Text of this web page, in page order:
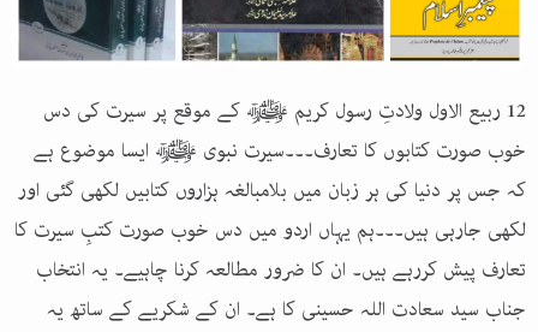
12 ربیع الاول ولادتِ رسول کریم ﷺ کے موقع پر سیرت کی دس
خوب صورت کتابوں کا تعارف۔۔۔سیرت نبوی ﷺ ایسا موضوع ہے
کہ جس پر دنیا کی ہر زبان میں بلامبالغہ ہزاروں کتابیں لکھی گئی اور
لکھی جارہی ہیں۔۔۔ہم یہاں اردو میں دس خوب صورت کتبِ سیرت کا
تعارف پیش کررہے ہیں۔ ان کا ضرور مطالعہ کرنا چاہیے۔ یہ انتخاب
جناب سید سعادت اللہ حسینی کا ہے۔ ان کے شکریے کے ساتھ یہ